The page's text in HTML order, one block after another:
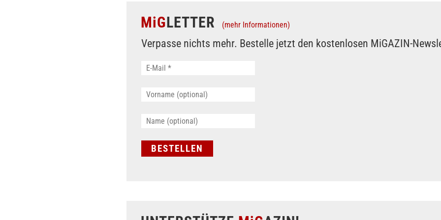
MiGLETTER (mehr Informationen)
Verpasse nichts mehr. Bestelle jetzt den kostenlosen MiGAZIN-